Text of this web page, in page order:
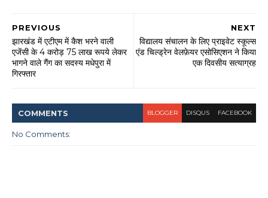
NEXT
विद्यालय संचालन के लिए प्राइवेट स्कूल्स
एंड चिल्ड्रेन वेलफ़ेयर एसोसिएशन ने किया
एक दिवसीय सत्याग्रह
PREVIOUS
झारखंड में एटीएम में कैश भरने वाली
एजेंसी के 4 करोड़ 75 लाख रूपये लेकर
भागने वाले गैंग का सदस्य मधेपुरा में
गिरफ्तार
COMMENTS BLOGGER DISQUS FACEBOOK
No Comments: